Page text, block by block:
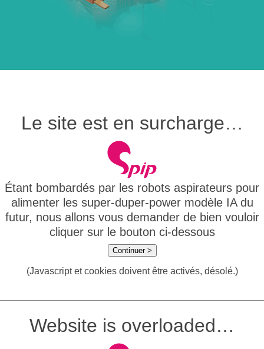
Le site est en surcharge…
Étant bombardés par les robots aspirateurs pour
alimenter les super-duper-power modèle IA du
futur, nous allons vous demander de bien vouloir
cliquer sur le bouton ci-dessous
Continuer >
(Javascript et cookies doivent être activés, désolé.)
Website is overloaded…